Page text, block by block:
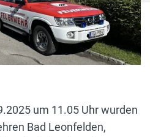
um 11.05 Uhr wurden
Bad Leonfelden,